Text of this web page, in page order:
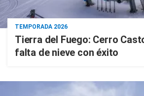
TEMPORADA 2026
Tierra del Fuego: Cerro
falta de nieve con éxito